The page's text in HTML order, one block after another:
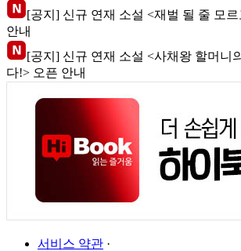
[공지] 신규 연재 소설 <재벌 될 줄 모
안내
[공지] 신규 연재 소설 <사채왕 할머니
다!> 오픈 안내
서비스 약관 ·